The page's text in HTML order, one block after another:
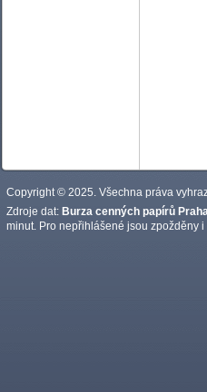
Copyright © 2025. Všechna práva
Zdroje dat: Burza cenných papírů
minut. Pro nepřihlášené jsou zpožděny i